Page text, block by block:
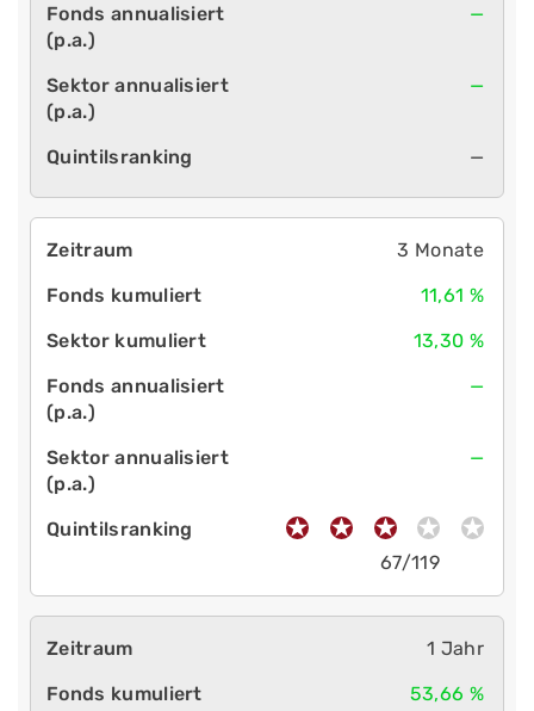
—
—
—
3 Monate
11,61 %
13,30 %
—
—
67/119
1 Jahr
53,66 %